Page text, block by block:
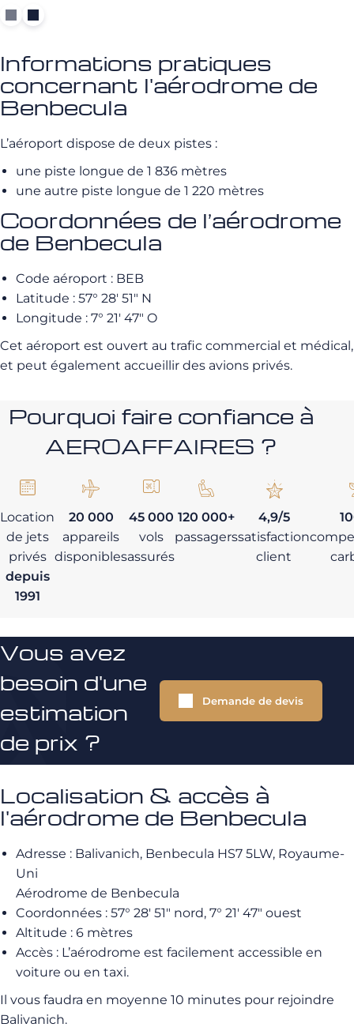
Informations pratiques
concernant l'aérodrome de
Benbecula
L’aéroport dispose de deux pistes :
une piste longue de 1 836 mètres
une autre piste longue de 1 220 mètres
Coordonnées de l’aérodrome
de Benbecula
Code aéroport : BEB
Latitude : 57° 28′ 51″ N
Longitude : 7° 21′ 47″ O
Cet aéroport est ouvert au trafic commercial et médical,
et peut également accueillir des avions privés.
Pourquoi faire confiance à
AEROAFFAIRES ?
Location
de jets
privés
depuis
1991
20 000
appareils
disponibles
45 000
vols
assurés
120 000+
passagers
4,9/5
satisfaction
client
Vous avez
besoin d'une
estimation
de prix ?
Demande de devis
Localisation & accès à
l'aérodrome de Benbecula
Adresse : Balivanich, Benbecula HS7 5LW, Royaume-
Uni
Aérodrome de Benbecula
Coordonnées : 57° 28′ 51″ nord, 7° 21′ 47″ ouest
Altitude : 6 mètres
Accès : L’aérodrome est facilement accessible en
voiture ou en taxi.
Il vous faudra en moyenne 10 minutes pour rejoindre
Balivanich.